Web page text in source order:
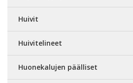
Huivit
Huivitelineet
Huonekalujen päälliset